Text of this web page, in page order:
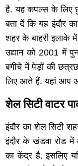
है. यह कपल्स के लिए
बता दें कि यह इंदौर
शहर के बाहरी इलाके
उद्यान को 2001 में
बगीचे में पेड़ों की
लिए आते हैं. यहां आप
शेल सिटी वाटर
इंदौर का शेल सिटी
इंदौर के खंडवा रोड में
का केंद्र है. इसलिए